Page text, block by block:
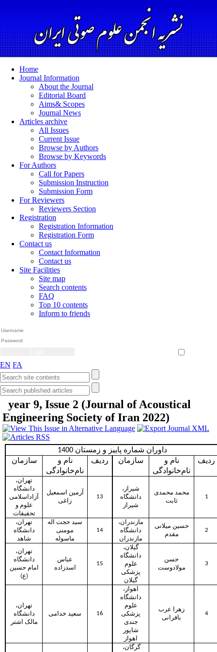
Home
Journal Information
About the Journal
Editorial Board
Aims& Scopes
Journal News
Articles archive
All Issues
Current Issue
Browse by Authors
Browse by Keywords
For Authors
Call for Papers
Submission Instruction
Submission Form
For Reviewers
Reviewers Section
Registration
Registration Information
Registration Form
Contact us
Contact Information
Contact us
Site Facilities
Site map
Search contents
FAQ
Top 10 contents
Inform to friends
EN FA
year 9, Issue 2 (Journal of Acoustical
Engineering Society of Iran 2022)
داوران شماره پاییز و زمستان 1400
ردیف
نام و
نام‌خانوادگی
سازمان ردیف
نام و
نام‌خانوادگی
سازمان
1
محمد محمدی
ثابت
شیراز،
دانشگاه
شیراز
13
آرمین اسمعیل
زاغی
تهران،
دانشگاه
آزاداسلامی
علوم و
تحقیقات
2
حسین میلانی
مقدم
مازندران،
دانشگاه
مازندران
14
سید حجت اله
مومنی
ماسوله
تهران،
دانشگاه
شاهد
3
حسن
مولادوست
گیلان،
دانشگاه
علوم
پزشکی
گیلان
15
عباس
اسدزاده
تهران،
دانشگاه
امام حسین
(ع)
4
زهرا عرب
بافرانی
اهواز،
دانشگاه
علوم
پزشکی
جندی
شاپور
اهواز
16 سعید خدامی
تهران،
دانشگاه
مالک اشتر
گرگان،